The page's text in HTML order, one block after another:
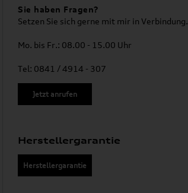
Sie haben Fragen?
Setzen Sie sich gerne mit mir in Verbindung.
Mo. bis Fr.: 08.00 - 15.00 Uhr
Tel: 0841 / 4914 - 307
Jetzt anrufen
Herstellergarantie
Herstellergarantie